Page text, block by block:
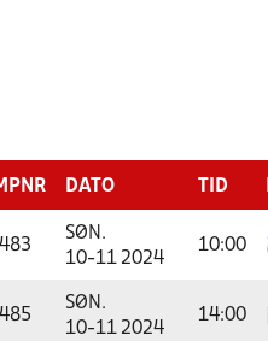
DATO TID
SØN.
10-11 2024
10:00
SØN.
10-11 2024
14:00